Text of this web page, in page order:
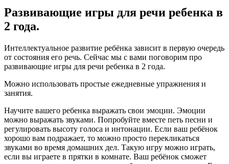
Развивающие игры для речи ребенка в
2 года.
Интеллектуальное развитие ребёнка зависит в первую очередь
от состояния его речь. Сейчас мы с вами поговорим про
развивающие игры для речи ребенка в 2 года.
Можно использовать простые ежедневные упражнения и
занятия.
Научите вашего ребенка выражать свои эмоции. Эмоции
можно выражать звуками. Попробуйте вместе петь песни и
регулировать высоту голоса и интонации. Если ваш ребёнок
хорошо вам подражает, то можно просто перекликаться
звуками во время домашних дел. Такую игру можно играть,
если вы играете в прятки в комнате. Ваш ребёнок сможет